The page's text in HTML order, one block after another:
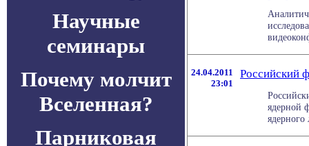
Научные
семинары
Почему молчит
Вселенная?
Парниковая
24.04.2011
23:01
Российский
ядерной
ядерного